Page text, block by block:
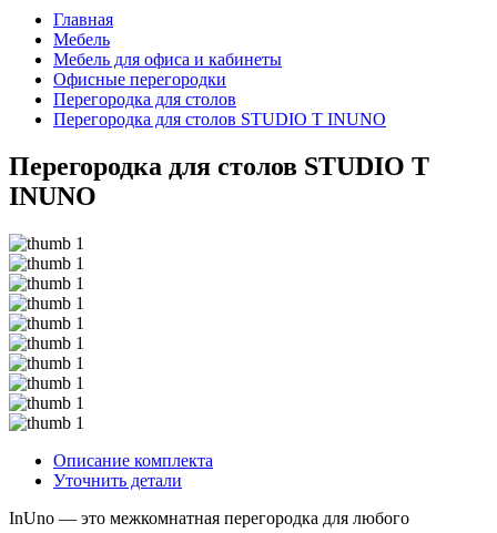
Главная
Мебель
Мебель для офиса и кабинеты
Офисные перегородки
Перегородка для столов
Перегородка для столов STUDIO T INUNO
Перегородка для столов STUDIO T
INUNO
Описание комплекта
Уточнить детали
InUno — это межкомнатная перегородка для любого